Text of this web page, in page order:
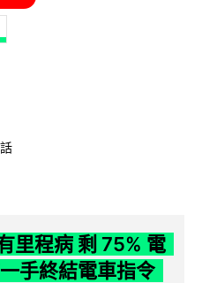
里程病 剩 75% 電
手終結電車指令